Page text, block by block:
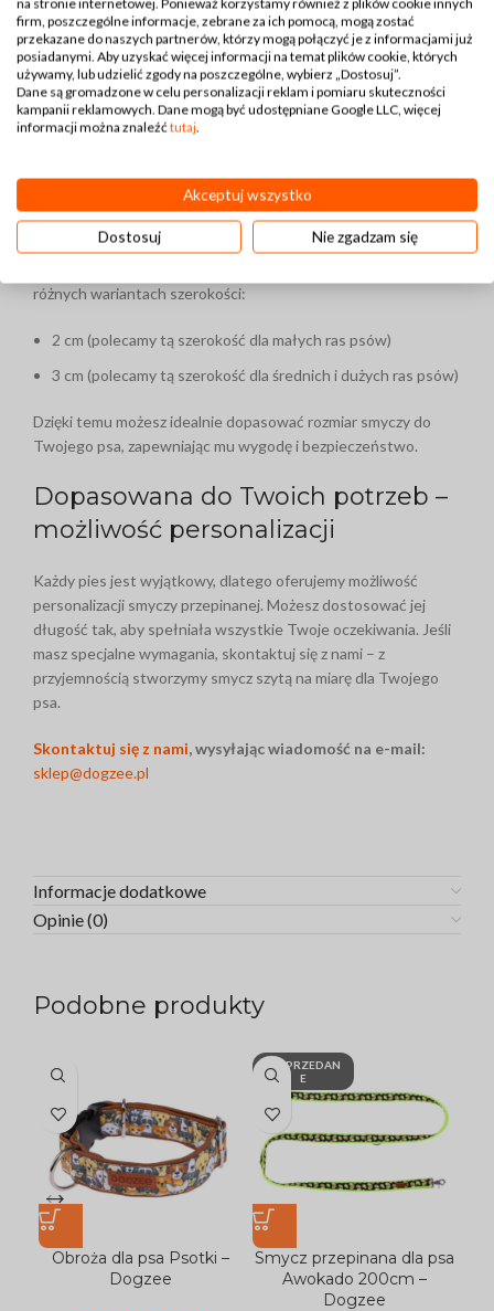
Trzy poziomy regulacji.
Podszycie z neoprenu – miękki uchwyt.
Mocne nici kaletnicze odporne na warunki zewnętrzne.
Oryginalny design.
Dostępne szerokości – idealne
dopasowanie
różnych wariantach szerokości:
2 cm (polecamy tą szerokość dla małych ras psów)
3 cm (polecamy tą szerokość dla średnich i dużych ras psów)
Dzięki temu możesz idealnie dopasować rozmiar smyczy do
Twojego psa, zapewniając mu wygodę i bezpieczeństwo.
Dopasowana do Twoich potrzeb –
możliwość personalizacji
Każdy pies jest wyjątkowy, dlatego oferujemy możliwość
personalizacji smyczy przepinanej. Możesz dostosować jej
długość tak, aby spełniała wszystkie Twoje oczekiwania. Jeśli
masz specjalne wymagania, skontaktuj się z nami – z
przyjemnością stworzymy smycz szytą na miarę dla Twojego
psa.
Skontaktuj się z nami, wysyłając wiadomość na e-mail:
sklep@dogzee.pl
Informacje dodatkowe
Opinie (0)
Podobne produkty
Obroża dla psa Psotki –
Dogzee
WYPRZEDAN
E
Smycz przepinana dla psa
Awokado 200cm –
Dogzee
firm, poszczególne informacje, zebrane za ich pomocą, mogą zostać
przekazane do naszych partnerów, którzy mogą połączyć je z informacjami już
posiadanymi. Aby uzyskać więcej informacji na temat plików cookie, których
używamy, lub udzielić zgody na poszczególne, wybierz „Dostosuj”.
Dane są gromadzone w celu personalizacji reklam i pomiaru skuteczności
kampanii reklamowych. Dane mogą być udostępniane Google LLC, więcej
informacji można znaleźćtutaj.
Akceptuj wszystko
Dostosuj Nie zgadzam się